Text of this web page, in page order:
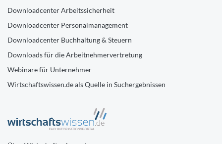
Downloadcenter Arbeitssicherheit
Downloadcenter Personalmanagement
Downloadcenter Buchhaltung & Steuern
Downloads für die Arbeitnehmervertretung
Webinare für Unternehmer
Wirtschaftswissen.de als Quelle in Suchergebnissen